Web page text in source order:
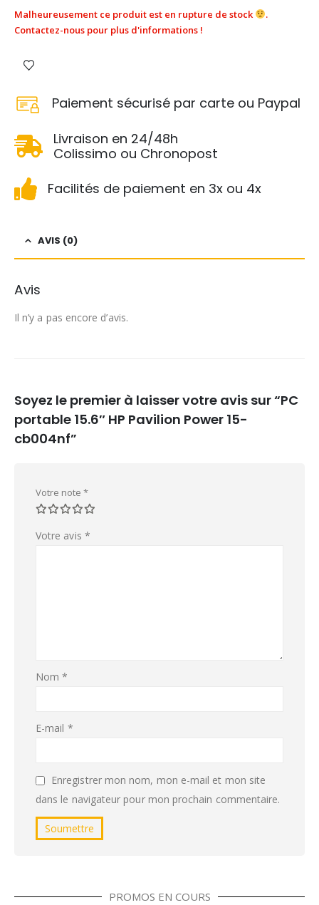
Malheureusement ce produit est en rupture de stock
.
Contactez-nous pour plus d'informations !
Paiement sécurisé par carte ou Paypal
Livraison en 24/48h
Colissimo ou Chronopost
Facilités de paiement en 3x ou 4x
AVIS (0)
Avis
Il n’y a pas encore d’avis.
Soyez le premier à laisser votre avis sur “PC
portable 15.6″ HP Pavilion Power 15-
cb004nf”
Votre note *
Votre avis *
Nom*
E-mail *
Enregistrer mon nom, mon e-mail et mon site
dans le navigateur pour mon prochain commentaire.
PROMOS EN COURS